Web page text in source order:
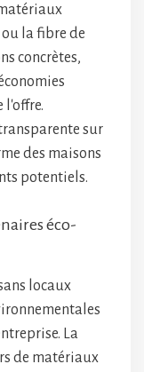
la fibre de
concrètes,
l'offre.
sur
des maisons
potentiels.
éco-
locaux
La
de matériaux